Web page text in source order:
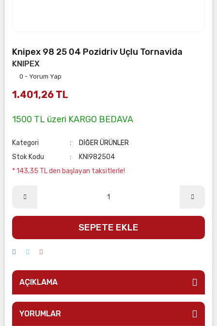
Knipex 98 25 04 Pozidriv Uçlu Tornavida
KNIPEX
0 - Yorum Yap
1.401,26 TL
1500 TL üzeri KARGO BEDAVA
Kategori
DİĞER ÜRÜNLER
Stok Kodu
KNI982504
* 143,35 TL den başlayan taksitlerle!
SEPETE EKLE
AÇIKLAMA
YORUMLAR